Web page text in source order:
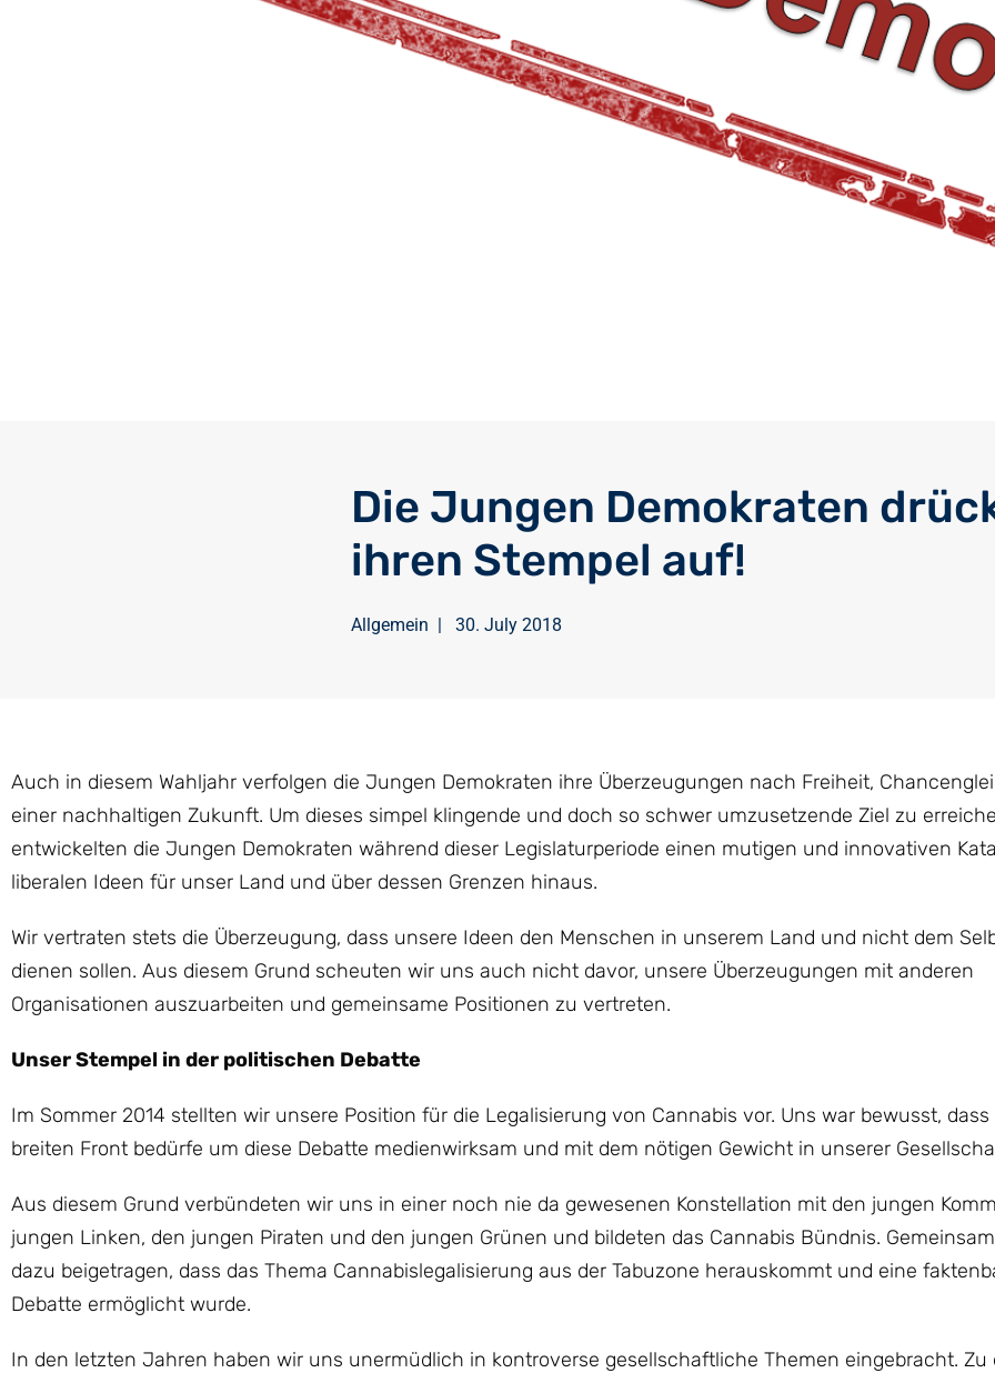
Die Jungen Demokraten
ihren Stempel auf!
Allgemein | 30. July 2018
Auch in diesem Wahljahr verfolgen die Jungen Demokraten ihre Überzeugungen nach Freiheit,
einer nachhaltigen Zukunft. Um dieses simpel klingende und doch so schwer umzusetzende Ziel zu
entwickelten die Jungen Demokraten während dieser Legislaturperiode einen mutigen und innovativen
liberalen Ideen für unser Land und über dessen Grenzen hinaus.
Wir vertraten stets die Überzeugung, dass unsere Ideen den Menschen in unserem Land und nicht dem
dienen sollen. Aus diesem Grund scheuten wir uns auch nicht davor, unsere Überzeugungen mit anderen
Organisationen auszuarbeiten und gemeinsame Positionen zu vertreten.
Unser Stempel in der politischen Debatte
Im Sommer 2014 stellten wir unsere Position für die Legalisierung von Cannabis vor. Uns war bewusst, dass
breiten Front bedürfe um diese Debatte medienwirksam und mit dem nötigen Gewicht in unserer
Aus diesem Grund verbündeten wir uns in einer noch nie da gewesenen Konstellation mit den jungen
jungen Linken, den jungen Piraten und den jungen Grünen und bildeten das Cannabis Bündnis.
dazu beigetragen, dass das Thema Cannabislegalisierung aus der Tabuzone herauskommt und eine
Debatte ermöglicht wurde.
In den letzten Jahren haben wir uns unermüdlich in kontroverse gesellschaftliche Themen eingebracht. Zu